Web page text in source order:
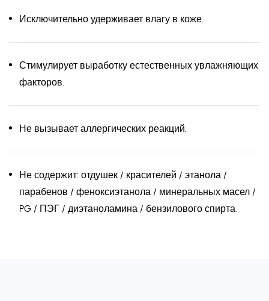
Исключительно удерживает влагу в коже.
Стимулирует выработку естественных увлажняющих
факторов.
Не вызывает аллергических реакций.
Не содержит: отдушек / красителей / этанола /
парабенов / феноксиэтанола / минеральных масел /
PG / ПЭГ / диэтаноламина / бензилового спирта.